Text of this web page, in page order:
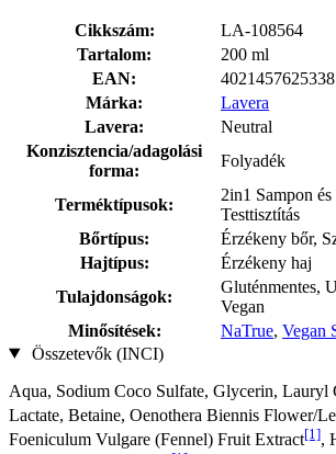
Cikkszám:
LA-108564
Tartalom:
200 ml
EAN:
4021457625338
Márka:
Lavera
Lavera:
Neutral
Konzisztencia/adagolási
forma:
Folyadék
Terméktípusok:
2in1 Sampon
Testtisztítás
Bőrtípus:
Érzékeny bőr,
Hajtípus:
Érzékeny haj
Tulajdonságok:
Gluténmentes,
Vegan
Minősítések:
NaTrue, Vegan
Összetevők (INCI)
Aqua, Sodium Coco­ Sulfate, Glycerin, Lauryl
Lactate, Betaine, Oenothera Biennis Flower/
Foeniculum Vulgare (Fennel) Fruit Extract[1],